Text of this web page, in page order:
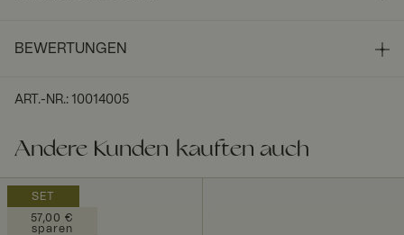
BEWERTUNGEN
ART.-NR.: 10014005
Andere Kunden kauften auch
SET
57,00 €
sparen